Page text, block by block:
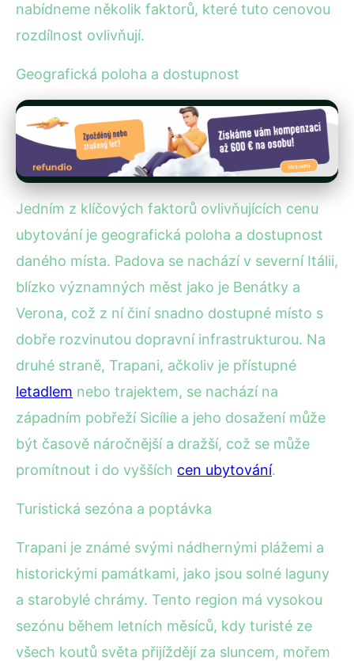
nabídneme několik faktorů, které tuto cenovou
rozdílnost ovlivňují.
Geografická poloha a dostupnost
Jedním z klíčových faktorů ovlivňujících cenu
ubytování je geografická poloha a dostupnost
daného místa. Padova se nachází v severní Itálii,
blízko významných měst jako je Benátky a
Verona, což z ní činí snadno dostupné místo s
dobře rozvinutou dopravní infrastrukturou. Na
druhé straně, Trapani, ačkoliv je přístupné
letadlem nebo trajektem, se nachází na
západním pobřeží Sicílie a jeho dosažení může
být časově náročnější a dražší, což se může
promítnout i do vyšších cen ubytování.
Turistická sezóna a poptávka
Trapani je známé svými nádhernými plážemi a
historickými památkami, jako jsou solné laguny
a starobylé chrámy. Tento region má vysokou
sezónu během letních měsíců, kdy turisté ze
všech koutů světa přijíždějí za sluncem, mořem